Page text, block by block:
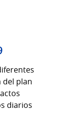
del plan
diarios